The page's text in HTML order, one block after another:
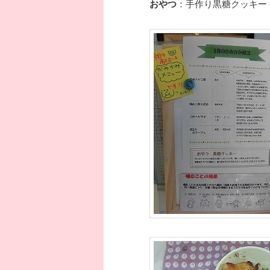
おやつ ：手作り黒糖クッキ